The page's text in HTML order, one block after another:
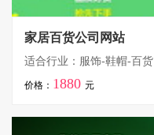
家居百货公司网站
适合行业：服饰-鞋帽-百货
价格： 1880 元